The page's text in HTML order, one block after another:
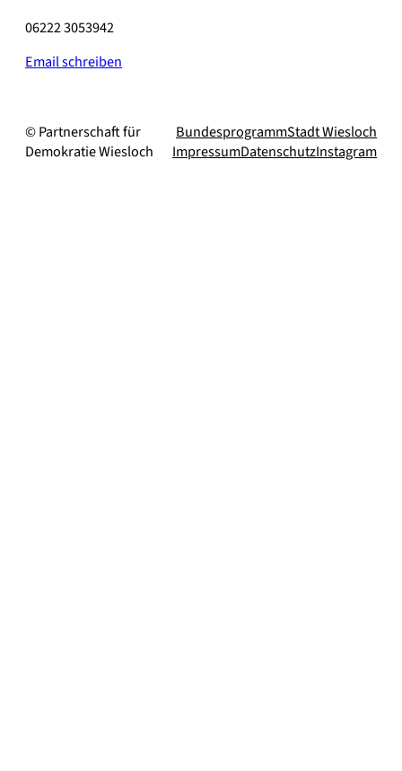
06222 3053942
Email schreiben
© Partnerschaft für
Demokratie Wiesloch
BundesprogrammStadt Wiesloch
ImpressumDatenschutzInstagram